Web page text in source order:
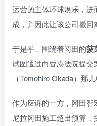
运营的主体环球娱乐，进
成，并因此让该公司撤回
于是乎，围绕着冈田的菠
试图通过向香港法院提交
（Tomohiro Okada）那
作为应诉的一方，冈田智
尼拉冈田施工超出预算